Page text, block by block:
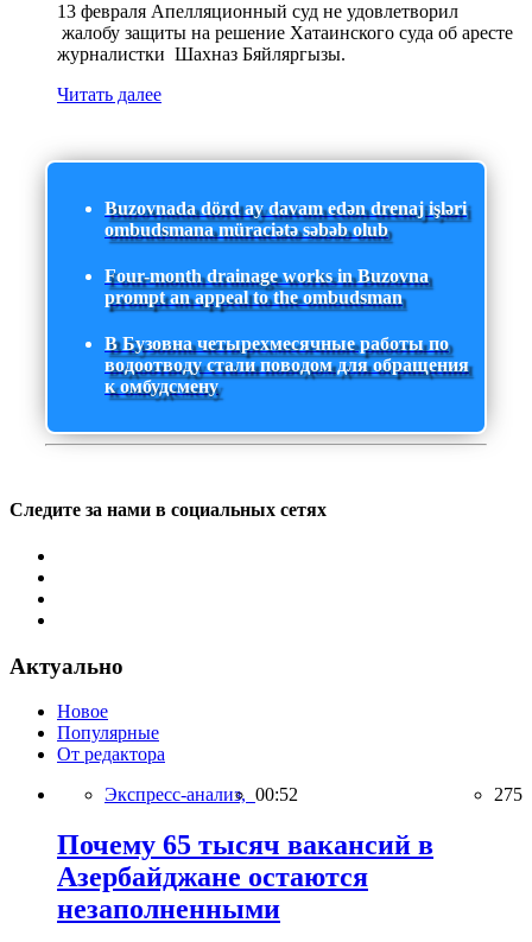
13 февраля Апелляционный суд не удовлетворил
жалобу защиты на решение Хатаинского суда об аресте
журналистки Шахназ Бяйляргызы.
Читать далее
Buzovnada dörd ay davam edən drenaj işləri
ombudsmana müraciətə səbəb olub
Four-month drainage works in Buzovna
prompt an appeal to the ombudsman
В Бузовна четырехмесячные работы по
водоотводу стали поводом для обращения
к омбудсмену
Следите за нами в социальных сетях
Актуально
Новое
Популярные
От редактора
Экспресс-анализ, 00:52 275
Почему 65 тысяч вакансий в
Азербайджане остаются
незаполненными